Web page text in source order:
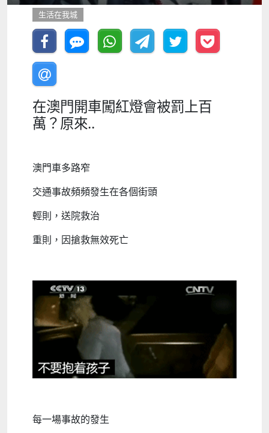
生活在我城
在澳門開車闖紅燈會被罰上百
萬？原來..
澳門車多路窄
交通事故頻頻發生在各個街頭
輕則，送院救治
重則，因搶救無效死亡
每一場事故的發生